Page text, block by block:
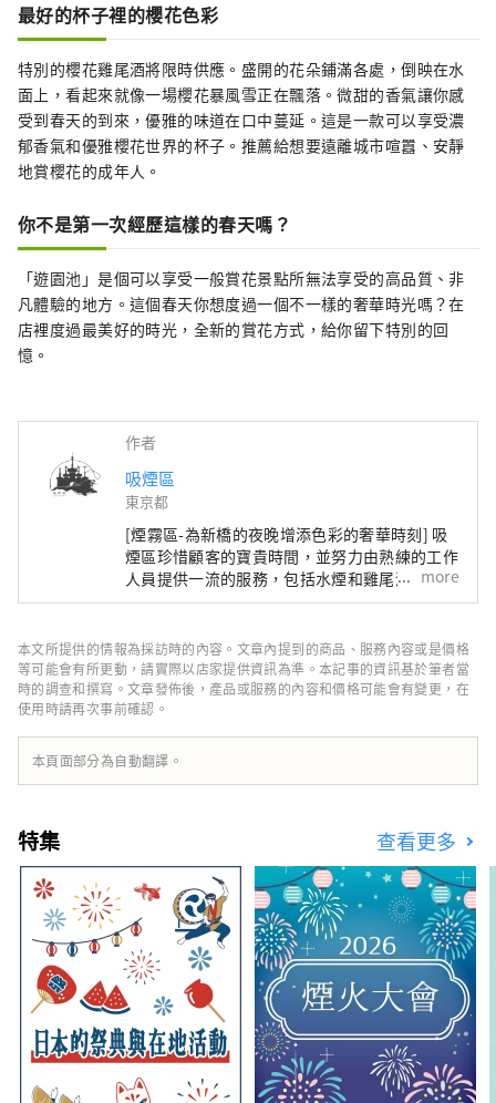
最好的杯子裡的櫻花色彩
特別的櫻花雞尾酒將限時供應。盛開的花朵鋪滿各處，倒映在水
面上，看起來就像一場櫻花暴風雪正在飄落。微甜的香氣讓你感
受到春天的到來，優雅的味道在口中蔓延。這是一款可以享受濃
郁香氣和優雅櫻花世界的杯子。推薦給想要遠離城市喧囂、安靜
地賞櫻花的成年人。
你不是第一次經歷這樣的春天嗎？
「遊園池」是個可以享受一般賞花景點所無法享受的高品質、非
凡體驗的地方。這個春天你想度過一個不一樣的奢華時光嗎？在
店裡度過最美好的時光，全新的賞花方式，給你留下特別的回
憶。
作者
吸煙區
東京都
[煙霧區-為新橋的夜晚增添色彩的奢華時刻] 吸
煙區珍惜顧客的寶貴時間，並努力由熟練的工作
人員提供一流的服務，包括水煙和雞尾酒。我們
保證，作為適合在新橋過夜的特殊約會地點，您
水煙與原創雞尾酒的巧妙融合，創造新的吸引
力。請享受將兩種完全不同的事物合二為一的魔
力。 在新橋璀璨的夜色中，吸煙區為客人呈現
各種奢華時刻，伴隨著日新月異的東京迷人風
景。請利用煙霧公園為約會和特殊場合創造美好
的回憶。
more
本文所提供的情報為採訪時的內容。文章內提到的商品、服務內容或是價格
等可能會有所更動，請實際以店家提供資訊為準。本記事的資訊基於筆者當
時的調查和撰寫。文章發佈後，產品或服務的內容和價格可能會有變更，在
使用時請再次事前確認。
本頁面部分為自動翻譯。
特集 查看更多